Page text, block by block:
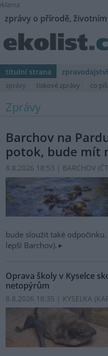
zprávy o přírodě,
titulní strana zpravodajství
zprávy tiskové zprávy co
Zprávy
Barchov na
potok, bude mít
8.8.2026 18:53 | BARCHOV (
bude sloužit také odpočinku.
lepší Barchov).
Oprava školy v Kyselce
netopýrům
8.8.2026 18:35 | KYSELKA